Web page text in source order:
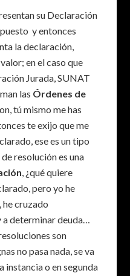
su Declaración
y entonces
la declaración,
en el caso que
Jurada, SUNAT
las Órdenes de
tú mismo me has
te exijo que me
ese es un tipo
resolución es una
, ¿qué quiere
pero yo he
cruzado
determinar deuda…
son
no pasa nada, se va
instancia o en segunda